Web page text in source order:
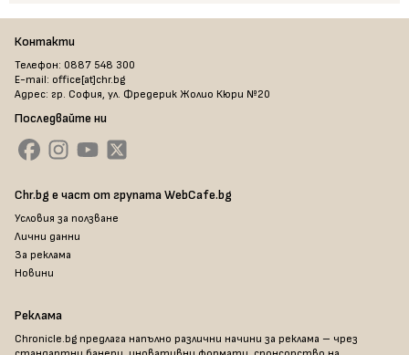
Контакти
Телефон: 0887 548 300
E-mail: office[at]chr.bg
Адрес: гр. София, ул. Фредерик Жолио Кюри №20
Последвайте ни
Chr.bg е част от групата WebCafe.bg
Условия за ползване
Лични данни
За реклама
Новини
Реклама
Chronicle.bg предлага напълно различни начини за реклама – чрез